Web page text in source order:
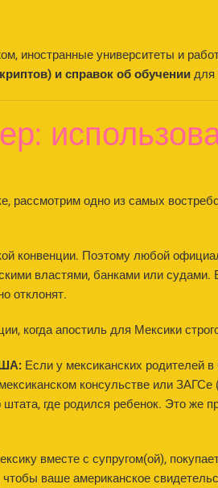
иностранные университеты и
и справок об обучениидля
рассмотрим одно из самых
конвенции. Поэтому любой
властями, банками или
отклонят.
когда апостиль для Мексики
Если у мексиканских родителей
консульстве или ЗАГСе
где родился ребенок. Это же
вместе с супругом(ой),
ваше американское